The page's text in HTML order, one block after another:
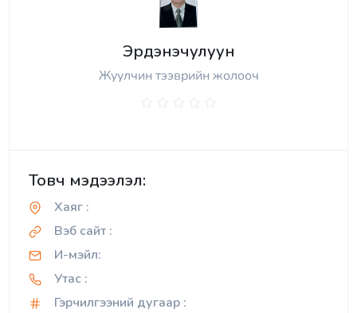
Эрдэнэчулуун
Жуулчин тээврийн жолооч
Товч мэдээлэл:
Хаяг :
Вэб сайт :
И-мэйл:
Утас :
Гэрчилгээний дугаар :